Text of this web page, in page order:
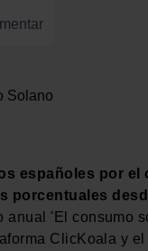
Solano
españoles por el
porcentuales
anual 'El consumo
ClicKoala y